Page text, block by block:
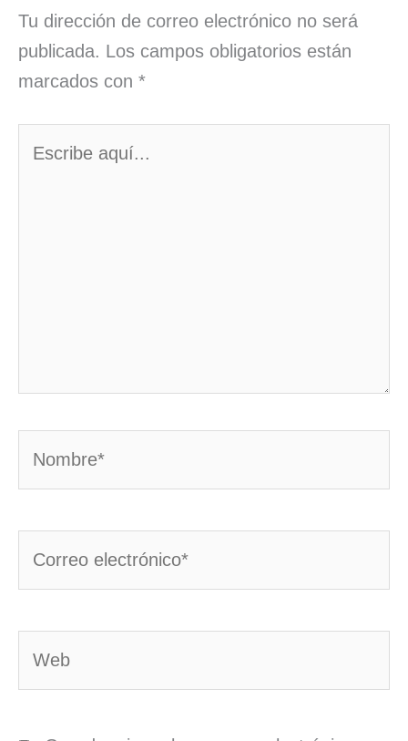
Tu dirección de correo electrónico no será
publicada. Los campos obligatorios están
marcados con *